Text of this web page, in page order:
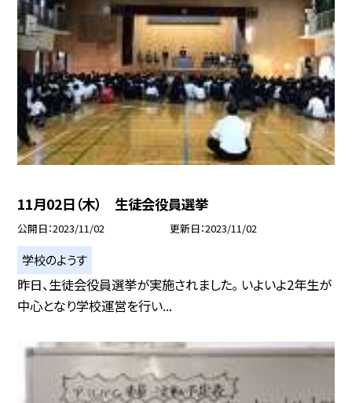
11月02日（木） 生徒会役員選挙
公開日 2023/11/02 更新日 2023/11/02
学校のようす
昨日、生徒会役員選挙が実施されました。 いよいよ2年生が
中心となり学校運営を行い...